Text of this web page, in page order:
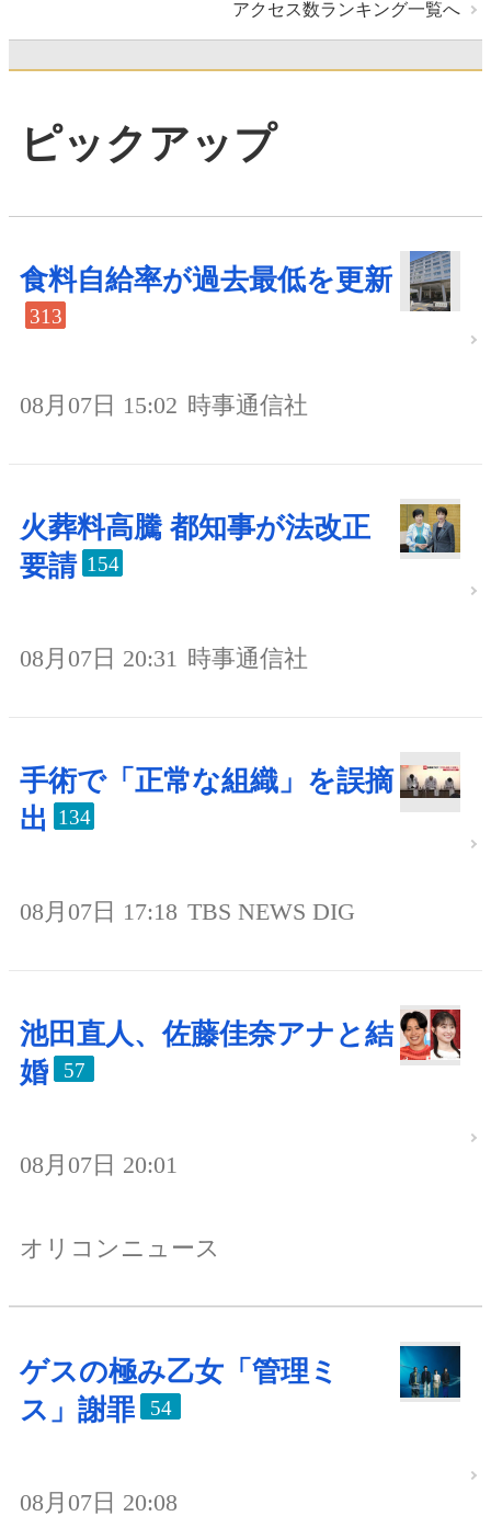
アクセス数ランキング一覧へ
ピックアップ
食料自給率が過去最低を更新
313
08月07日 15:02 時事通信社
火葬料高騰 都知事が法改正
要請 154
08月07日 20:31 時事通信社
手術で「正常な組織」を誤摘
出
134
08月07日 17:18 TBS NEWS DIG
池田直人、佐藤佳奈アナと結
婚
57
08月07日 20:01
オリコンニュース
ゲスの極み乙女「管理ミ
ス」謝罪
54
08月07日 20:08